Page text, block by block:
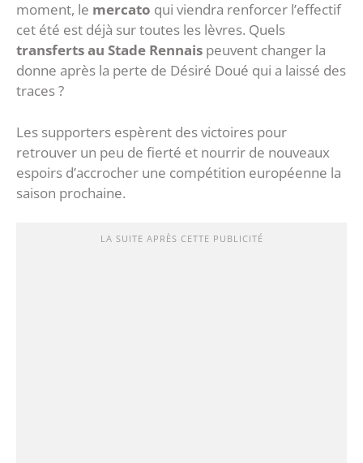
moment, le mercato qui viendra renforcer l’effectif
cet été est déjà sur toutes les lèvres. Quels
transferts au Stade Rennais peuvent changer la
donne après la perte de Désiré Doué qui a laissé des
traces ?
Les supporters espèrent des victoires pour
retrouver un peu de fierté et nourrir de nouveaux
espoirs d’accrocher une compétition européenne la
saison prochaine.
LA SUITE APRÈS CETTE PUBLICITÉ